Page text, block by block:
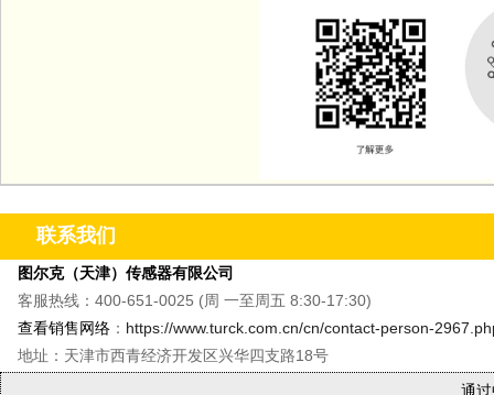
联系我们
图尔克（天津）传感器有限公司
客服热线：400-651-0025 (周 一至周五 8:30-17:30)
查看销售网络 ： https://www.turck.com.cn/cn/contact-person-
地址：天津市西青经济开发区兴华四支路18号
通